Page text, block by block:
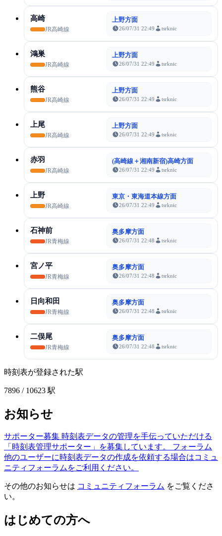
高崎
JR高崎線
上野方面
26/07/31 22:49 tsrknic
鴻巣
JR高崎線
上野方面
26/07/31 22:49 tsrknic
熊谷
JR高崎線
上野方面
26/07/31 22:49 tsrknic
上尾
JR高崎線
上野方面
26/07/31 22:49 tsrknic
赤羽
JR高崎線
(高崎線＋湘南新宿)高崎方面
26/07/31 22:49 tsrknic
上野
JR高崎線
東京・東海道本線方面
26/07/31 22:49 tsrknic
石神前
JR青梅線
奥多摩方面
26/07/31 22:48 tsrknic
宮ノ平
JR青梅線
奥多摩方面
26/07/31 22:48 tsrknic
日向和田
JR青梅線
奥多摩方面
26/07/31 22:48 tsrknic
二俣尾
JR青梅線
奥多摩方面
26/07/31 22:48 tsrknic
時刻表が登録された駅
7896 / 10623 駅
お知らせ
サポーター募集 時刻表データの管理を手伝っていただける
「時刻表管理サポーター」を募集しています。
フォーラム
他のユーザーに時刻表データの作成を依頼する場合はコミュ
ニティフォーラムをご利用ください。
その他のお知らせは コミュニティフォーラム をご覧くださ
い。
はじめての方へ